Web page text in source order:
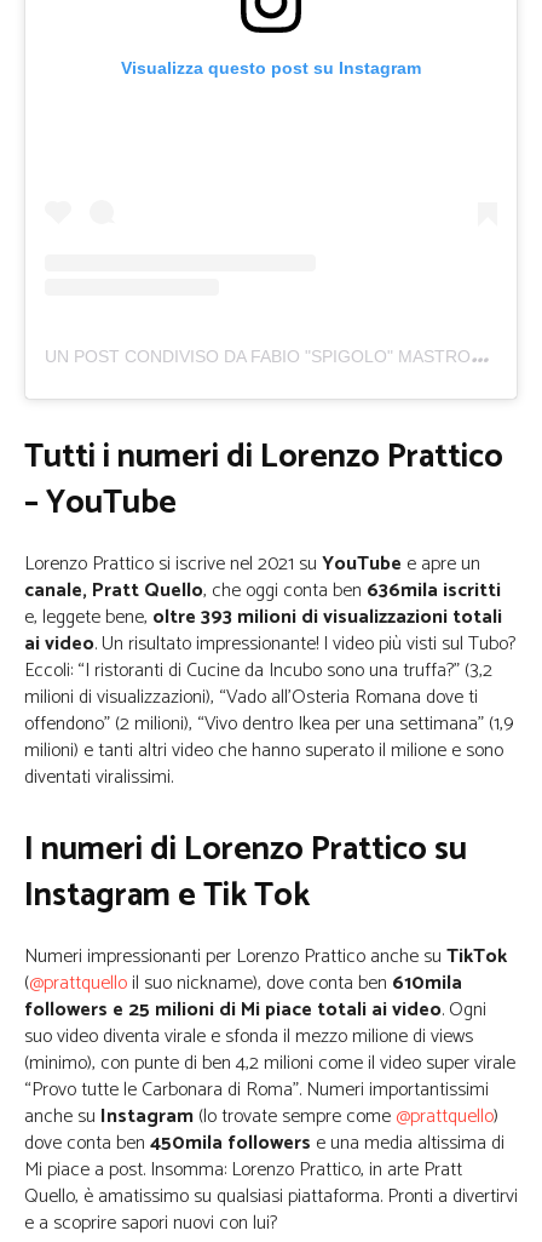
Visualizza questo post su Instagram
U
N POST CONDIVISO DA FABIO "SPIGOLO" MASTROMARINO (@THEREALSPIGOLO)
Tutti i numeri di Lorenzo Prattico
– YouTube
Lorenzo Prattico si iscrive nel 2021 suYouTube e apre un
canale, Pratt Quello, che oggi conta ben 636mila iscritti
e, leggete bene, oltre 393 milioni di visualizzazioni totali
ai video. Un risultato impressionante! I video più visti sul Tubo?
Eccoli: “I ristoranti di Cucine da Incubo sono una truffa?” (3,2
milioni di visualizzazioni), “Vado all’Osteria Romana dove ti
offendono” (2 milioni), “Vivo dentro Ikea per una settimana” (1,9
milioni) e tanti altri video che hanno superato il milione e sono
diventati viralissimi.
I numeri di Lorenzo Prattico su
Instagram e Tik Tok
Numeri impressionanti per Lorenzo Prattico anche suTikTok
(@prattquelloil suo nickname), dove conta ben 610mila
followers e 25 milioni di Mi piace totali ai video. Ogni
suo video diventa virale e sfonda il mezzo milione di views
(minimo), con punte di ben 4,2 milioni come il video super virale
“Provo tutte le Carbonara di Roma”. Numeri importantissimi
anche su Instagram(lo trovate sempre come@prattquello)
dove conta ben450mila followers e una media altissima di
Mi piace a post. Insomma: Lorenzo Prattico, in arte Pratt
Quello, è amatissimo su qualsiasi piattaforma. Pronti a divertirvi
e a scoprire sapori nuovi con lui?